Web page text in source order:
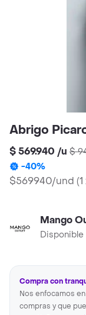
Abrigo
$ 569.940 /u $
-40%
$569940/und (
Mango
Disponible
Compra con
Nos enfocamos
compras y que